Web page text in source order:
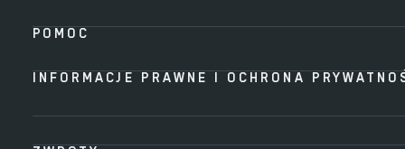
POMOC
INFORMACJE PRAWNE I OCHRONA